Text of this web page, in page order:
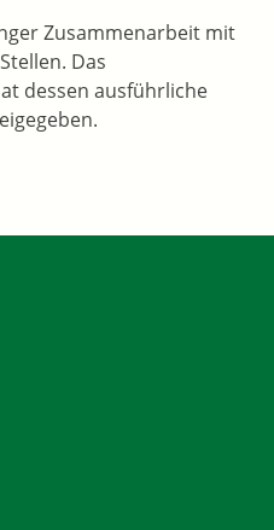
Zusammenarbeit mit
Das
dessen ausführliche